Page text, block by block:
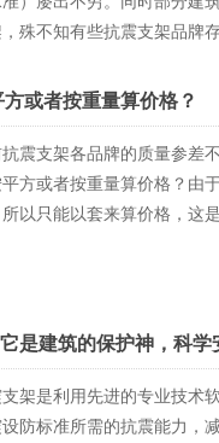
殊不知有些抗震支架品牌
下极大的隐患。
或者按重量算价格？
抗震支架各品牌的质量参差
方或者按重量算价格？由
所以只能以套来算价格，这
是建筑的保护神，科学
架是利用先进的专业技术
防标准所需的抗震能力，